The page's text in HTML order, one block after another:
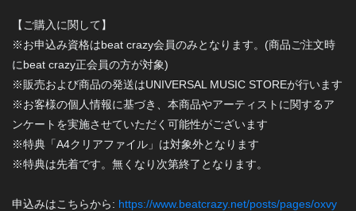
【ご購入に関して】
※お申込み資格はbeat crazy会員のみとなります。(商品ご注文時
にbeat crazy正会員の方が対象)
※販売および商品の発送はUNIVERSAL MUSIC STOREが行います
※お客様の個人情報に基づき、本商品やアーティストに関するア
ンケートを実施させていただく可能性がございます
※特典「A4クリアファイル」は対象外となります
※特典は先着です。無くなり次第終了となります。
申込みはこちらから: https://www.beatcrazy.net/posts/pages/oxvy